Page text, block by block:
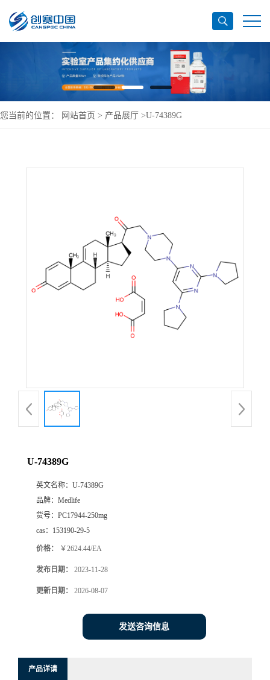
您当前的位置： 网站首页 > 产品展厅 >U-74389G
U-74389G
英文名称： U-74389G
品牌： Medlife
货号： PC17944-250mg
cas： 153190-29-5
价格： ￥2624.44/EA
发布日期： 2023-11-28
更新日期： 2026-08-07
发送咨询信息
产品详请